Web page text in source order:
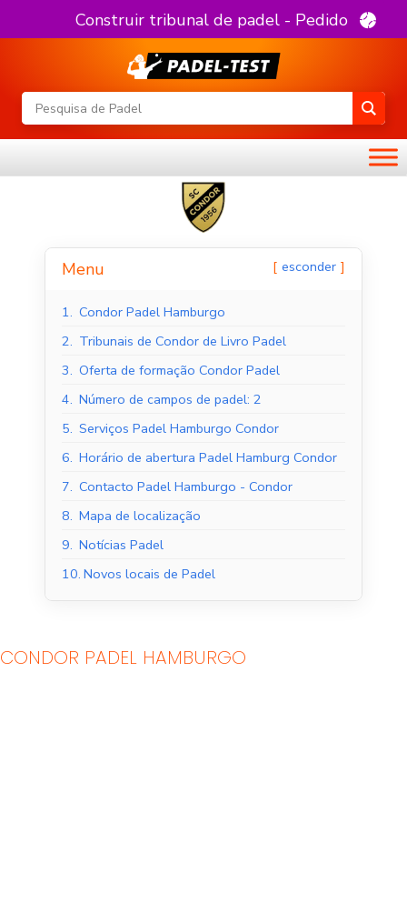
Construir tribunal de padel - Pedido
Menu esconder
1. Condor Padel Hamburgo
2. Tribunais de Condor de Livro Padel
3. Oferta de formação Condor Padel
4. Número de campos de padel: 2
5. Serviços Padel Hamburgo Condor
6. Horário de abertura Padel Hamburg Condor
7. Contacto Padel Hamburgo - Condor
8. Mapa de localização
9. Notícias Padel
10. Novos locais de Padel
CONDOR PADEL HAMBURGO